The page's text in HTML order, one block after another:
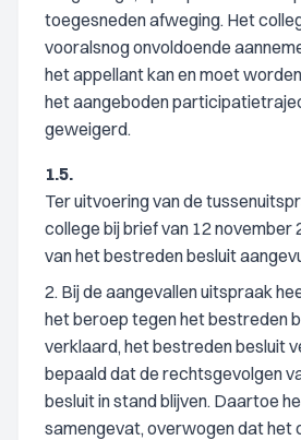
toegesneden afweging. Het
vooralsnog onvoldoende
het appellant kan en moet
het aangeboden
geweigerd.
1.5.
Ter uitvoering van de
college bij brief van 12 november
van het bestreden besluit
2. Bij de aangevallen uitspraak
het beroep tegen het bestreden
verklaard, het bestreden besluit
bepaald dat de rechtsgevolgen
besluit in stand blijven. Daartoe
samengevat, overwogen dat het